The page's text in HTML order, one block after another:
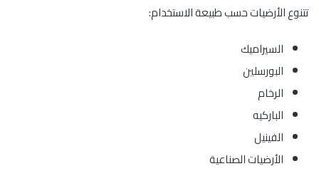
تتنوع الأرضيات حسب طبيعة الاستخدام:
السيراميك
البورسلين
الرخام
الباركيه
الفينيل
الأرضيات الصناعية